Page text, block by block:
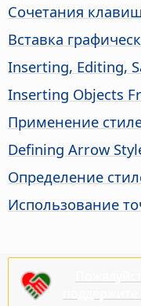
Сочетания
Вставка
Inserting, Editing,
Inserting Objects
Применение
Defining Arrow
Определение
Использование